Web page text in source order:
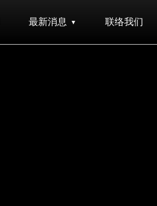
最新消息 联络我们